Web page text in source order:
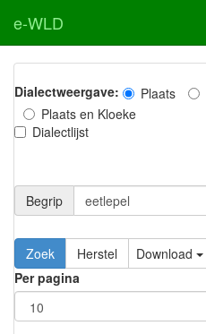
e-WLD
Dialectweergave: Plaats
Plaats en Kloeke
Dialectlijst
Begrip
Zoek Herstel
Download
Per pagina